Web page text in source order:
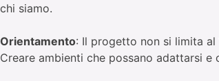
chi siamo.
Orientamento: Il progetto non si limita al
Creare ambienti che possano adattarsi